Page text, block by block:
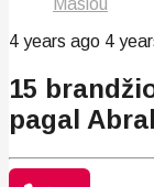
Maslou
4 years ago 4
15
pagal